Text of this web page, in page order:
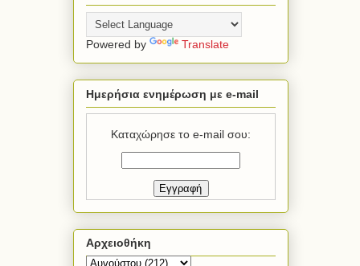
Powered by Translate
Ημερήσια ενημέρωση με e-mail
Καταχώρησε το e-mail σου:
Αρχειοθήκη